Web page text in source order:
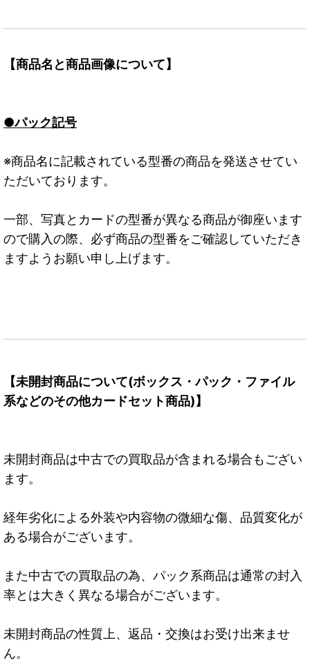
【商品名と商品画像について】
●パック記号
※商品名に記載されている型番の商品を発送させてい
ただいております。
一部、写真とカードの型番が異なる商品が御座います
ので購入の際、必ず商品の型番をご確認していただき
ますようお願い申し上げます。
【未開封商品について(ボックス・パック・ファイル
系などのその他カードセット商品)】
未開封商品は中古での買取品が含まれる場合もござい
ます。
経年劣化による外装や内容物の微細な傷、品質変化が
ある場合がございます。
また中古での買取品の為、パック系商品は通常の封入
率とは大きく異なる場合がございます。
未開封商品の性質上、返品・交換はお受け出来ませ
ん。